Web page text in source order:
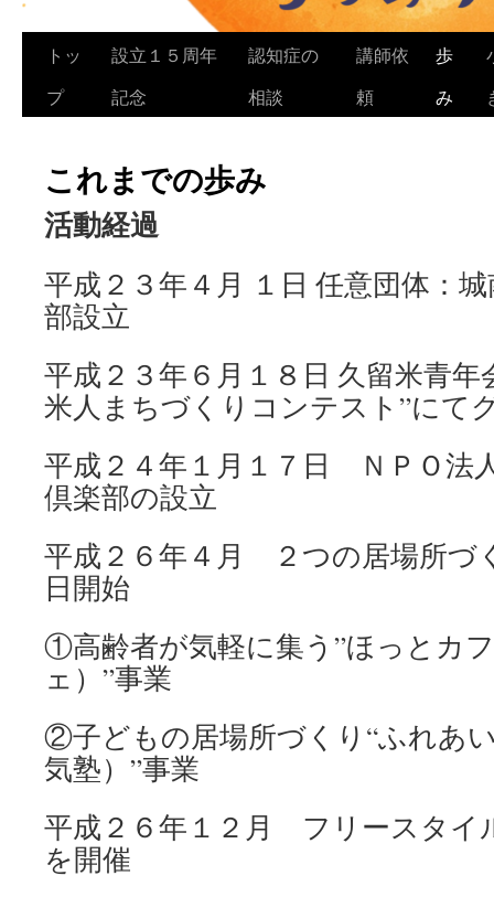
ン
ツ
ス
トッ
プ
設立１５周年
記念
認知症の
相談
講師依
頼
歩
み
これまでの歩み
活動経過
平成２３年４月 １日 任意団体：
部設立
平成２３年６月１８日 久留米青年
米人まちづくりコンテスト”にて
平成２４年１月１７日 ＮＰＯ法
倶楽部の設立
平成２６年４月 ２つの居場所づ
日開始
①高齢者が気軽に集う”ほっとカ
ェ）”事業
②子どもの居場所づくり“ふれあ
気塾）”事業
平成２６年１２月 フリースタ
を開催